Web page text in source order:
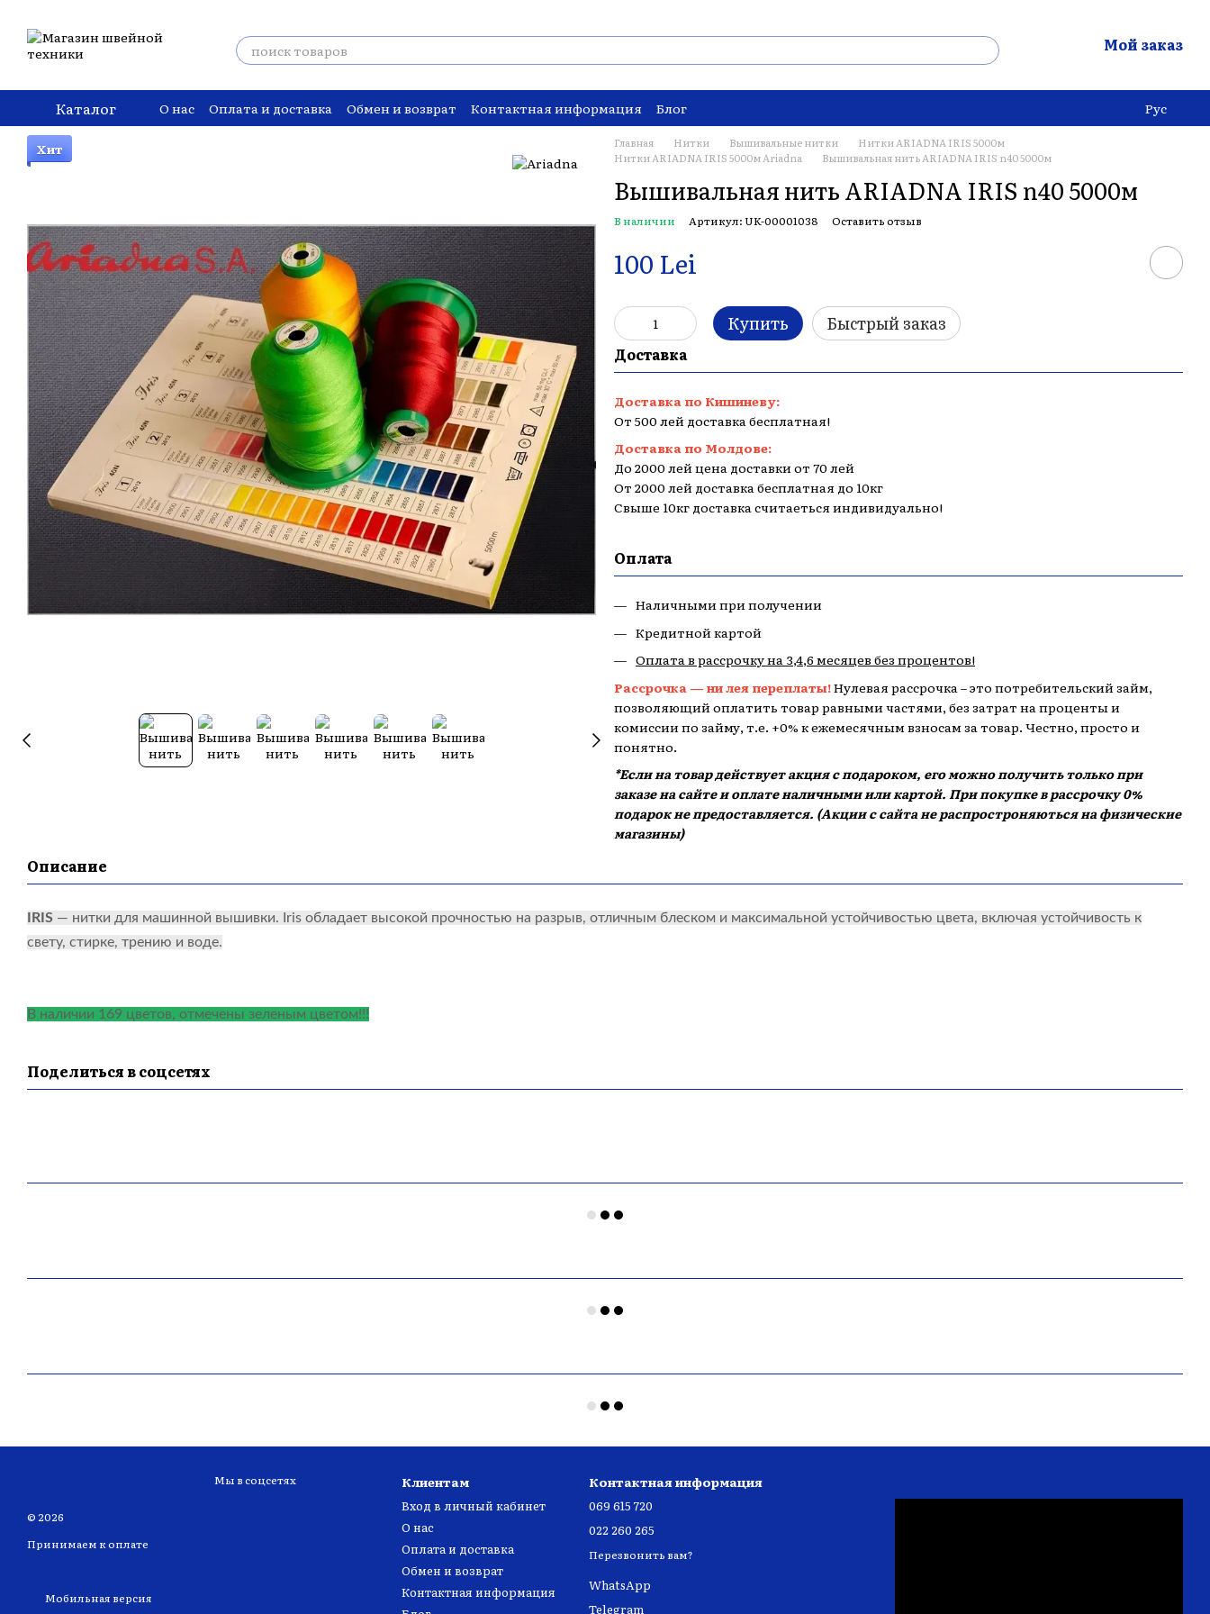
Мой заказ
Каталог О нас Оплата и доставка Обмен и возврат Контактная информация Блог Рус
Хит Главная Нитки Вышивальные нитки
Нитки ARIADNA IRIS 5000м
Нитки ARIADNA IRIS 5000м Ariadna
Вышивальная нить ARIADNA IRIS n40 5000м
Вышивальная нить ARIADNA IRIS n40 5000м
В наличии Артикул: UK-00001038 Оставить отзыв
100 Lei
Купить Быстрый заказ
Доставка
Доставка по Кишиневу:
От 500 лей доставка бесплатная!
Доставка по Молдове:
До 2000 лей цена доставки от 70 лей
От 2000 лей доставка бесплатная до 10кг
Свыше 10кг доставка считаеться индивидуально!
Оплата
Наличными при получении
Кредитной картой
Оплата в рассрочку на 3,4,6 месяцев без процентов!
Рассрочка — ни лея переплаты!Нулевая рассрочка – это потребительский займ,
позволяющий оплатить товар равными частями, без затрат на проценты и
комиссии по займу, т.е. +0% к ежемесячным взносам за товар. Честно, просто и
понятно.
*Если на товар действует акция с подароком, его можно получить только при
заказе на сайте и оплате наличными или картой. При покупке в рассрочку 0%
подарок не предоставляется. (Акции с сайта не распростроняються на физические
магазины)
Описание
IRIS — нитки для машинной вышивки. Iris обладает высокой прочностью на разрыв, отличным блеском и максимальной устойчивостью цвета, включая устойчивость к
свету, стирке, трению и воде.
В наличии 169 цветов, отмечены зеленым цветом!!!
Поделиться в соцсетях
© 2026
Принимаем к оплате
Мобильная версия
Мы в соцсетях Клиентам
Вход в личный кабинет
О нас
Оплата и доставка
Обмен и возврат
Контактная информация
Контактная информация
069 615 720
022 260 265
Перезвонить вам?
WhatsApp
Telegram